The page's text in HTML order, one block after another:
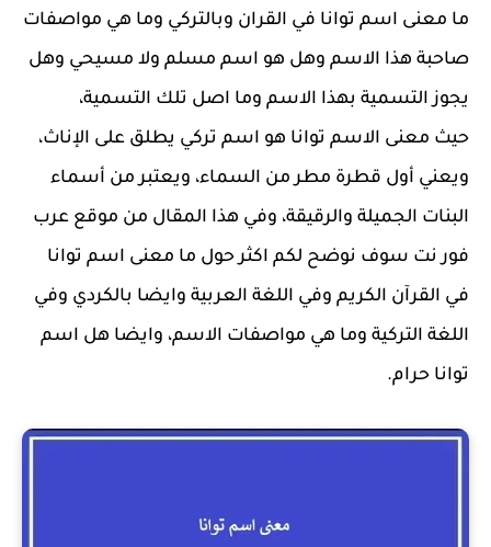
ما معنى اسم توانا في القران وبالتركي وما هي مواصفات
صاحبة هذا الاسم وهل هو اسم مسلم ولا مسيحي وهل
يجوز التسمية بهذا الاسم وما اصل تلك التسمية،
حيث معنى الاسم توانا​​ هو اسم تركي يطلق على الإناث،
ويعني أول قطرة مطر من السماء، ويعتبر من أسماء
البنات الجميلة والرقيقة، وفي هذا المقال من موقع عرب
فور نت سوف نوضح لكم اكثر حول ما معنى اسم توانا
في القرآن الكريم وفي اللغة العربية وايضا بالكردي وفي
اللغة التركية وما هي مواصفات الاسم، وايضا هل اسم
توانا حرام.